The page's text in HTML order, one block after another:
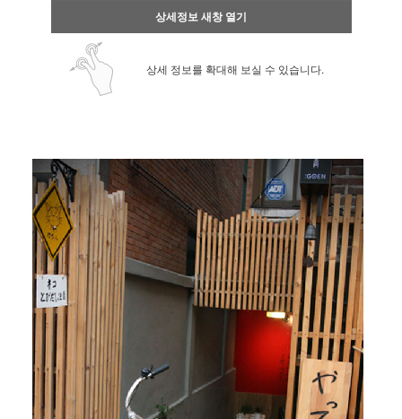
상세정보 새창 열기
상세 정보를 확대해 보실 수 있습니다.